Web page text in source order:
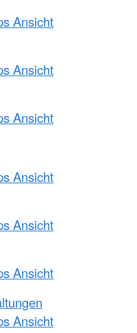
Ansicht
Ansicht
Ansicht
Ansicht
Ansicht
Ansicht
Ansicht